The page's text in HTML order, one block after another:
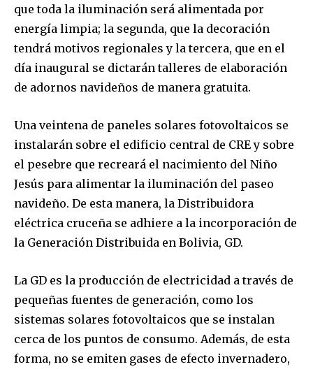
que toda la iluminación será alimentada por
energía limpia; la segunda, que la decoración
tendrá motivos regionales y la tercera, que en el
día inaugural se dictarán talleres de elaboración
de adornos navideños de manera gratuita.
Una veintena de paneles solares fotovoltaicos se
instalarán sobre el edificio central de CRE y sobre
el pesebre que recreará el nacimiento del Niño
Jesús para alimentar la iluminación del paseo
navideño. De esta manera, la Distribuidora
eléctrica cruceña se adhiere a la incorporación de
la Generación Distribuida en Bolivia, GD.
La GD es la producción de electricidad a través de
pequeñas fuentes de generación, como los
sistemas solares fotovoltaicos que se instalan
cerca de los puntos de consumo. Además, de esta
forma, no se emiten gases de efecto invernadero,